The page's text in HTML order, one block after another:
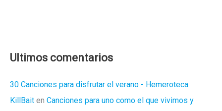
Ultimos comentarios
30 Canciones para disfrutar el verano - Hemeroteca
KillBait en Canciones para uno como el que vivimos y